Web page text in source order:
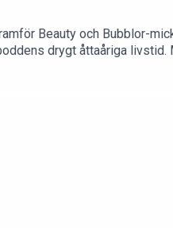
Beauty och Bubblor-
drygt åttaåriga